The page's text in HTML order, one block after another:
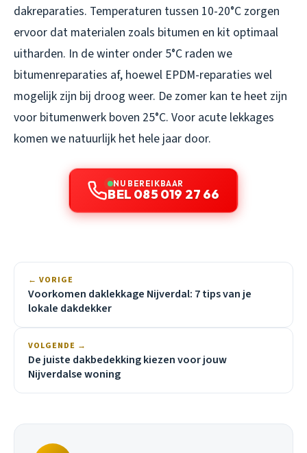
dakreparaties. Temperaturen tussen 10-20°C zorgen
ervoor dat materialen zoals bitumen en kit optimaal
uitharden. In de winter onder 5°C raden we
bitumenreparaties af, hoewel EPDM-reparaties wel
mogelijk zijn bij droog weer. De zomer kan te heet zijn
voor bitumenwerk boven 25°C. Voor acute lekkages
komen we natuurlijk het hele jaar door.
NU BEREIKBAAR
BEL 085 019 27 66
← VORIGE
Voorkomen daklekkage Nijverdal: 7 tips van je
lokale dakdekker
VOLGENDE →
De juiste dakbedekking kiezen voor jouw
Nijverdalse woning